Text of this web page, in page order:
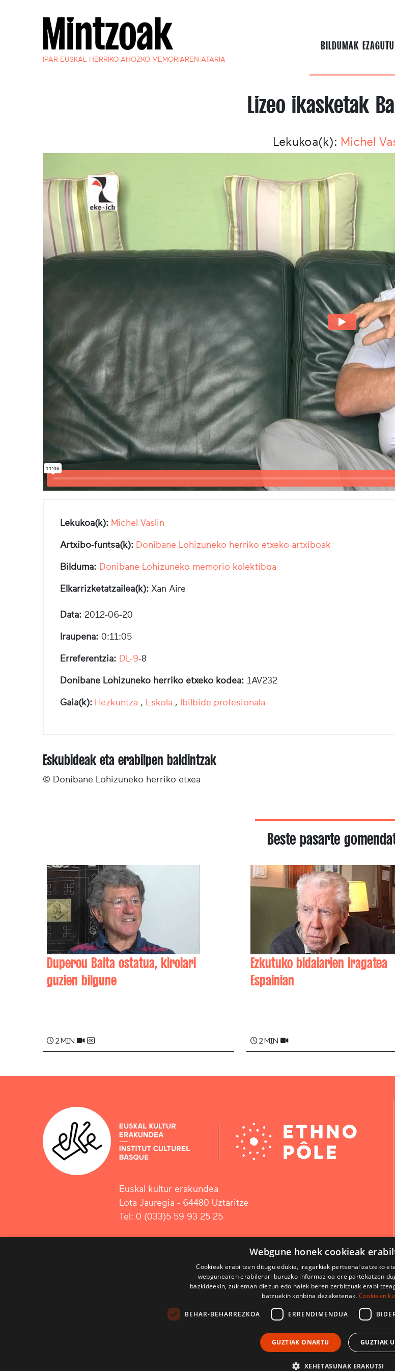
IPAR EUSKAL HERRIKO AHOZKO MEMORIAREN ATARIA
BILDUMAK EZAGUTU
Lizeo ikasketak
Lekukoa(k): Michel
Lekukoa(k): Michel Vaslin
Artxibo-funtsa(k): Donibane Lohizuneko herriko etxeko artxiboak
Bilduma: Donibane Lohizuneko memorio kolektiboa
Elkarrizketatzailea(k): Xan Aire
Data: 2012-06-20
Iraupena: 0:11:05
Erreferentzia: DL-9-8
Donibane Lohizuneko herriko etxeko kodea: 1AV232
Gaia(k): Hezkuntza , Eskola , Ibilbide profesionala
Eskubideak eta erabilpen baldintzak
© Donibane Lohizuneko herriko etxea
Beste pasarte
Duperou Baita ostatua, kirolari
guzien bilgune
2 min
Ezkutuko bidaiarien iragatea
Espainian
2 min
Euskal kultur erakundea
Lota Jauregia - 64480 Uztaritze
Tel: 0 (033)5 59 93 25 25
KONTAKTUA
ERABILPEN BALDINTZAK
Webgune honek cookieak
Cookieak erabiltzen ditugu edukia, iragarkiak pertsonalizatzeko
webgunearen erabilerari buruzko informazioa ere partekatzen
bazkideekin, zuk eman diezun edo haiek beren zerbitzuak
batzuekin konbina dezaketenak. Cookieen
BEHAR-BEHARREZKOA ERRENDIMENDUA
GUZTIAK ONARTU GUZTIAK
XEHETASUNAK ERAKUTSI